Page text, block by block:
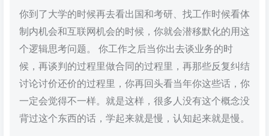
你到了大学的时候再去看出国和考研、找工作时候看体
制内机会和互联网机会的时候，你就会潜移默化的用这
个逻辑思考问题。 你工作之后当你出去谈业务的时
候，再谈判的过程里做合同的过程里，再那些反复纠结
讨论讨价还价的过程里，你再回头看当年你这些话，你
一定会觉得不一样。就是这样，很多人没有这个概念没
背过这个东西的话，学起来就是慢，认知起来就是慢。